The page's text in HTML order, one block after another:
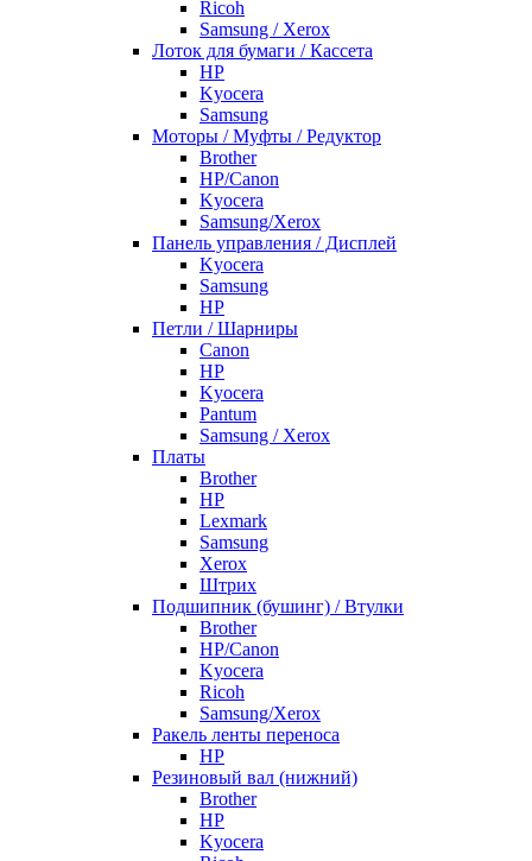
Ricoh
Samsung / Xerox
Лоток для бумаги / Кассета
HP
Kyocera
Samsung
Моторы / Муфты / Редуктор
Brother
HP/Canon
Kyocera
Samsung/Xerox
Панель управления / Дисплей
Kyocera
Samsung
НР
Петли / Шарниры
Canon
HP
Kyocera
Pantum
Samsung / Xerox
Платы
Brother
HP
Lexmark
Samsung
Xerox
Штрих
Подшипник (бушинг) / Втулки
Brother
HP/Canon
Kyocera
Ricoh
Samsung/Xerox
Ракель ленты переноса
HP
Резиновый вал (нижний)
Brother
HP
Kyocera